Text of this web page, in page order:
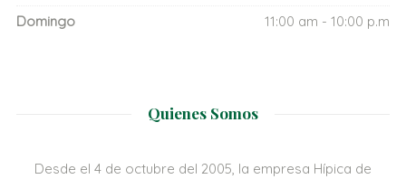
Domingo
11:00 am - 10:00 p.m
Quienes Somos
Desde el 4 de octubre del 2005, la empresa Hípica de